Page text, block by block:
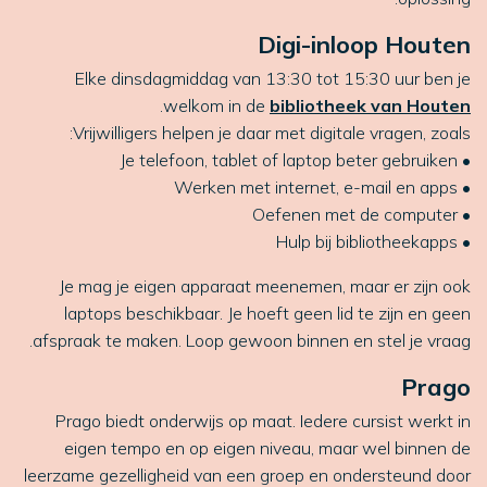
Digi-inloop Houten
Elke dinsdagmiddag van 13:30 tot 15:30 uur ben je
welkom in de bibliotheek van Houten
.
Vrijwilligers helpen je daar met digitale vragen, zoals:
• Je telefoon, tablet of laptop beter gebruiken
• Werken met internet, e-mail en apps
• Oefenen met de computer
• Hulp bij bibliotheekapps
Je mag je eigen apparaat meenemen, maar er zijn ook
laptops beschikbaar. Je hoeft geen lid te zijn en geen
afspraak te maken. Loop gewoon binnen en stel je vraag.
Prago
Prago biedt onderwijs op maat. Iedere cursist werkt in
eigen tempo en op eigen niveau, maar wel binnen de
leerzame gezelligheid van een groep en ondersteund door